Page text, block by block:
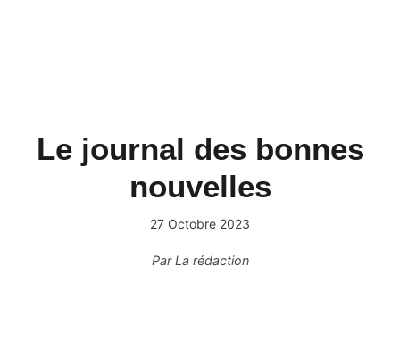
Le journal des bonnes
nouvelles
27 Octobre 2023
ParLa rédaction